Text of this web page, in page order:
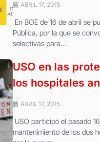
ABRIL 17, 2015
En BOE de 16 de abril se
Pública, por la que se
selectivas para...
USO en las
los hospitales
ABRIL 17, 2015
USO participó el pasado
mantenimiento de los dos